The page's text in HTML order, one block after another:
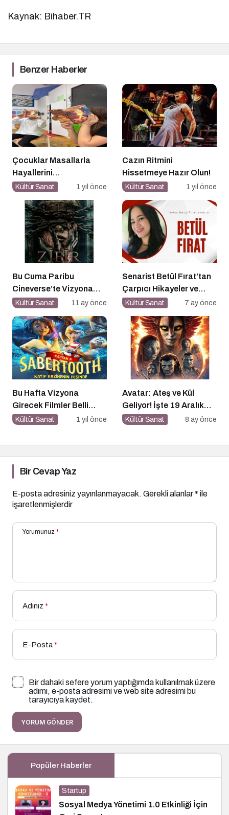
Kaynak: Bihaber.TR
Benzer Haberler
Çocuklar Masallarla
Hayallerini
Gerçekleştiriyor!
Kültür Sanat 1 yıl önce
Cazın Ritmini
Hissetmeye Hazır Olun!
Kültür Sanat 1 yıl önce
Bu Cuma Paribu
Cineverse’te Vizyona
Girecek Filmler
Kültür Sanat 11 ay önce
Senarist Betül Fırat’tan
Çarpıcı Hikayeler ve
Şarkılar
Kültür Sanat 7 ay önce
Bu Hafta Vizyona
Girecek Filmler Belli
Oldu: Sinema Keyfi
Kültür Sanat 1 yıl önce
Avatar: Ateş ve Kül
Geliyor! İşte 19 Aralık
Vizyon Filmleri
Kültür Sanat 8 ay önce
Bir Cevap Yaz
E-posta adresiniz yayınlanmayacak. Gerekli alanlar* ile
işaretlenmişlerdir
Yorumunuz *
Adınız *
E-Posta*
Bir dahaki sefere yorum yaptığımda kullanılmak üzere
adımı, e-posta adresimi ve web site adresimi bu
tarayıcıya kaydet.
YORUM GÖNDER
Popüler Haberler
Startup
Sosyal Medya Yönetimi 1.0 Etkinliği İçin